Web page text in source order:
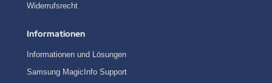
Widerrufsrecht
Informationen
Informationen und Lösungen
Samsung MagicInfo Support